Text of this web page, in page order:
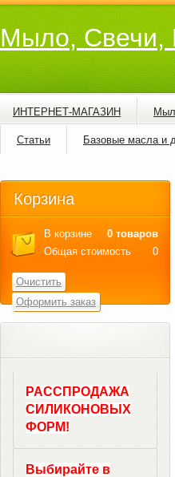
Мыло, Свечи,
ИНТЕРНЕТ-МАГАЗИН
Статьи Базовые масла и
Корзина
В корзине
0 товаров
Общая стоимость
0
Очистить
Оформить заказ
РАССПРОДАЖА
СИЛИКОНОВЫХ
ФОРМ!
Выбирайте в